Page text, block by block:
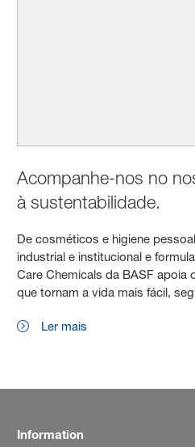
Acompanhe-nos no
à sustentabilidade.
De cosméticos e higiene
industrial e institucional e
Care Chemicals da BASF apoia
que tornam a vida mais fácil,
Ler mais
Information